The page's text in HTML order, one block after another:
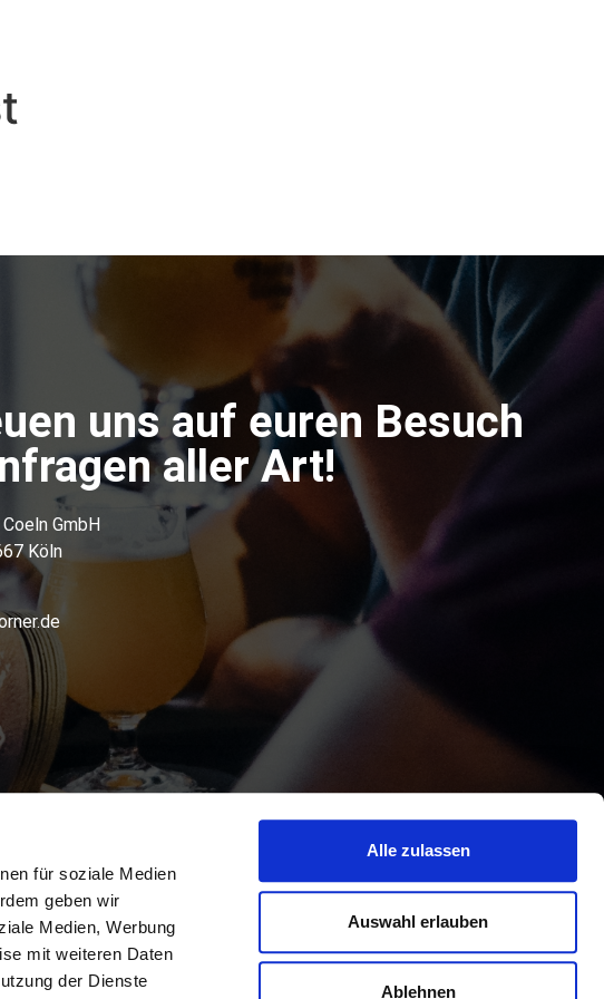
für soziale Medien
geben wir
Medien, Werbung
mit weiteren Daten
der Dienste
Alle zulassen
Auswahl erlauben
Ablehnen
uns auf euren Besuch
aller Art!
GmbH
Köln